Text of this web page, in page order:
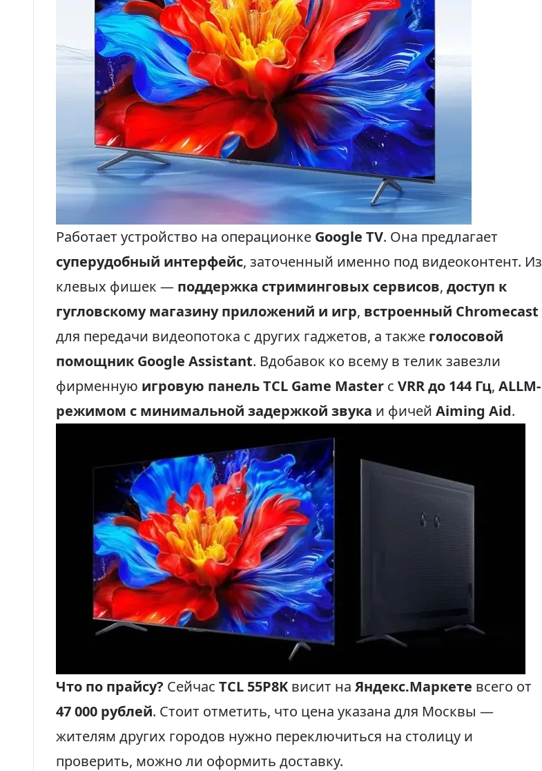
Работает устройство на операционке Google TV. Она предлагает
суперудобный интерфейс, заточенный именно под видеоконтент. Из
клевых фишек — поддержка стриминговых сервисов, доступ к
гугловскому магазину приложений и игр, встроенный Chromecast
для передачи видеопотока с других гаджетов, а также голосовой
помощник Google Assistant. Вдобавок ко всему в телик завезли
фирменную игровую панель TCL Game Master с VRR до 144 Гц, ALLM-
режимом с минимальной задержкой звука и фичей Aiming Aid.
Что по прайсу? Сейчас TCL 55P8K висит на Яндекс.Маркете всего от
47 000 рублей. Стоит отметить, что цена указана для Москвы —
жителям других городов нужно переключиться на столицу и
проверить, можно ли оформить доставку.